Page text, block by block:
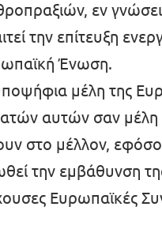
εν
την επίτευξη
Ένωση.
υποψήφια μέλη της
αυτών σαν μέλη
στο μέλλον,
την εμβάθυνση
Ευρωπαϊκές